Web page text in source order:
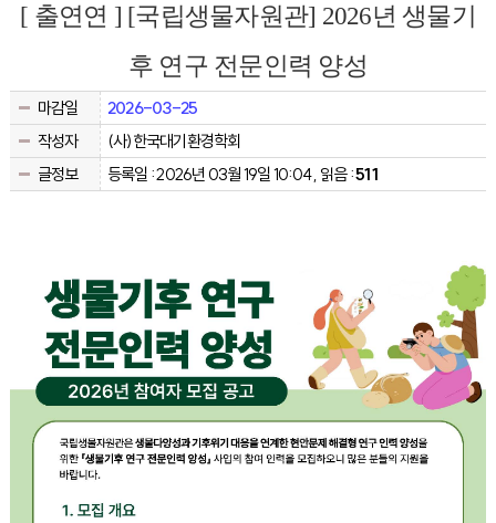
[ 출연연 ] [국립생물자원관] 2026년 생물기
후 연구 전문인력 양성
마감일
2026-03-25
작성자
(사)한국대기환경학회
글정보
등록일 : 2026년 03월 19일 10:04 , 읽음 :511